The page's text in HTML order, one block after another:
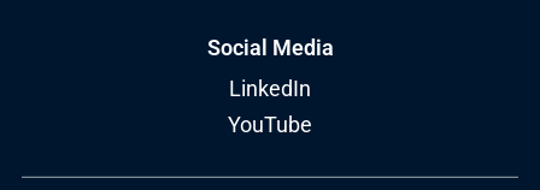
Social Media
LinkedIn
YouTube